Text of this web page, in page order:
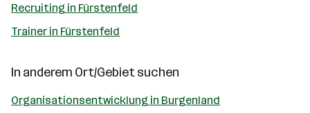
Recruiting in Fürstenfeld
Trainer in Fürstenfeld
In anderem Ort/Gebiet suchen
Organisationsentwicklung in Burgenland